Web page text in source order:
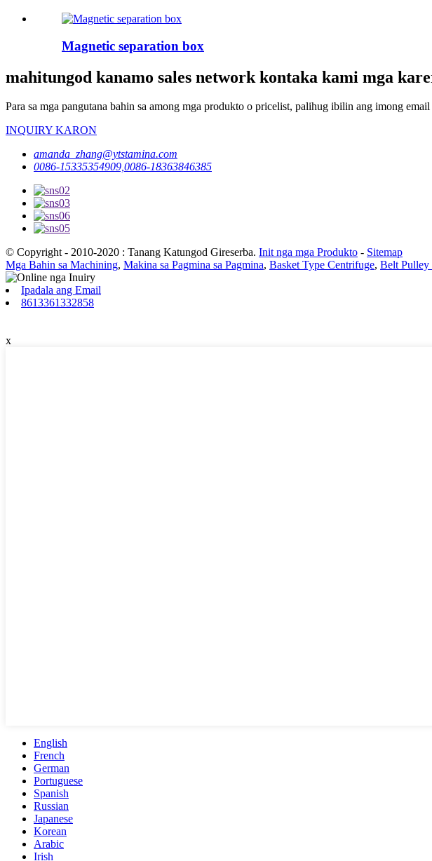
Magnetic separation box
mahitungod kanamo sales network kontaka kami mga
Para sa mga pangutana bahin sa among mga produkto o pricelist, palihug ibilin ang imong
INQUIRY KARON
amanda_zhang@ytstamina.com
0086-15335354909,0086-18363846385
© Copyright - 2010-2020 : Tanang Katungod Gireserba. Init nga mga Produkto - Sitemap
Mga Bahin sa Machining, Makina sa Pagmina sa Pagmina, Basket Type Centrifuge, Belt
Ipadala ang Email
8613361332858
x
English
French
German
Portuguese
Spanish
Russian
Japanese
Korean
Arabic
Irish